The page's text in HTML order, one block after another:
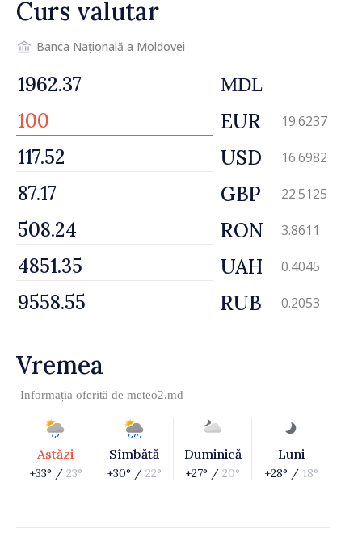
regim prioritar
Curs valutar
Banca Națională a Moldovei
MDL
EUR 19.6237
USD 16.6982
GBP 22.5125
RON 3.8611
UAH 0.4045
RUB 0.2053
Vremea
Informația oferită de meteo2.md
Astăzi
+33° / 23°
Sîmbătă
+30° / 22°
Duminică
+27° / 20°
Luni
+28° / 18°